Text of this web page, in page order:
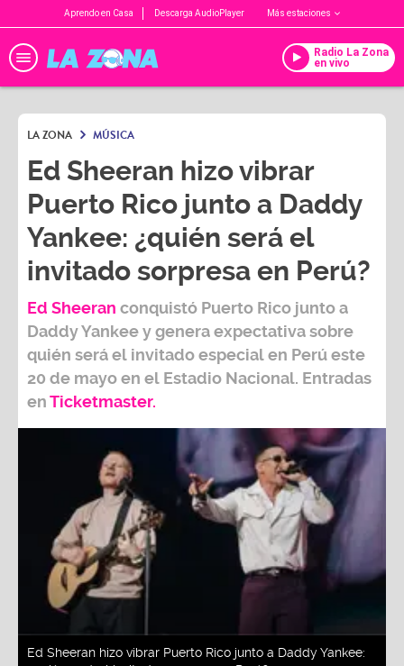
Aprendo en Casa Descarga AudioPlayer Más estaciones
Radio La Zona
en vivo
LA ZONA MÚSICA
Ed Sheeran hizo vibrar
Puerto Rico junto a Daddy
Yankee: ¿quién será el
invitado sorpresa en Perú?
Ed Sheeran conquistó Puerto Rico junto a
Daddy Yankeey genera expectativa sobre
quién será el invitado especial en Perúeste
20 de mayoen el Estadio Nacional. Entradas
enTicketmaster.
Ed Sheeran hizo vibrar Puerto Rico junto a Daddy Yankee: